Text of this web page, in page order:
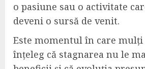
o pasiune sau o activitate
deveni o sursă de venit.
Este momentul în care
înțeleg că stagnarea nu le